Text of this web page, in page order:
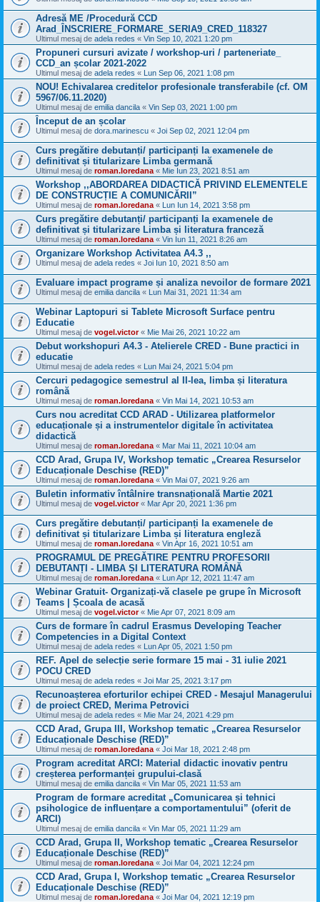
Adresă ME /Procedură CCD
Arad_ÎNSCRIERE_FORMARE_SERIA9_CRED_118327
Ultimul mesaj de adela redes « Vin Sep 10, 2021 1:20 pm
Propuneri cursuri avizate / workshop-uri / parteneriate_
CCD_an școlar 2021-2022
Ultimul mesaj de adela redes « Lun Sep 06, 2021 1:08 pm
NOU! Echivalarea creditelor profesionale transferabile (cf. OM
5967/06.11.2020)
Ultimul mesaj de emilia dancila « Vin Sep 03, 2021 1:00 pm
Început de an școlar
Ultimul mesaj de dora.marinescu « Joi Sep 02, 2021 12:04 pm
Curs pregătire debutanți/ participanți la examenele de
definitivat și titularizare Limba germană
Ultimul mesaj de roman.loredana « Mie Iun 23, 2021 8:51 am
Workshop ,,ABORDAREA DIDACTICĂ PRIVIND ELEMENTELE
DE CONSTRUCȚIE A COMUNICĂRII”
Ultimul mesaj de roman.loredana « Lun Iun 14, 2021 3:58 pm
Curs pregătire debutanți/ participanți la examenele de
definitivat și titularizare Limba și literatura franceză
Ultimul mesaj de roman.loredana « Vin Iun 11, 2021 8:26 am
Organizare Workshop Activitatea A4.3 ,,
Ultimul mesaj de adela redes « Joi Iun 10, 2021 8:50 am
Evaluare impact programe și analiza nevoilor de formare 2021
Ultimul mesaj de emilia dancila « Lun Mai 31, 2021 11:34 am
Webinar Laptopuri si Tablete Microsoft Surface pentru
Educatie
Ultimul mesaj de vogel.victor« Mie Mai 26, 2021 10:22 am
Debut workshopuri A4.3 - Atelierele CRED - Bune practici in
educatie
Ultimul mesaj de adela redes « Lun Mai 24, 2021 5:04 pm
Cercuri pedagogice semestrul al II-lea, limba și literatura
română
Ultimul mesaj de roman.loredana « Vin Mai 14, 2021 10:53 am
Curs nou acreditat CCD ARAD - Utilizarea platformelor
educaționale și a instrumentelor digitale în activitatea
didactică
Ultimul mesaj de roman.loredana « Mar Mai 11, 2021 10:04 am
CCD Arad, Grupa IV, Workshop tematic „Crearea Resurselor
Educaționale Deschise (RED)”
Ultimul mesaj de roman.loredana « Vin Mai 07, 2021 9:26 am
Buletin informativ întâlnire transnațională Martie 2021
Ultimul mesaj de vogel.victor« Mar Apr 20, 2021 1:36 pm
Curs pregătire debutanți/ participanți la examenele de
definitivat și titularizare Limba și literatura engleză
Ultimul mesaj de roman.loredana « Vin Apr 16, 2021 10:51 am
PROGRAMUL DE PREGĂTIRE PENTRU PROFESORII
DEBUTANȚI - LIMBA ȘI LITERATURA ROMÂNĂ
Ultimul mesaj de roman.loredana « Lun Apr 12, 2021 11:47 am
Webinar Gratuit- Organizați-vă clasele pe grupe în Microsoft
Teams | Școala de acasă
Ultimul mesaj de vogel.victor« Mie Apr 07, 2021 8:09 am
Curs de formare în cadrul Erasmus Developing Teacher
Competencies in a Digital Context
Ultimul mesaj de adela redes « Lun Apr 05, 2021 1:50 pm
REF. Apel de selecție serie formare 15 mai - 31 iulie 2021
POCU CRED
Ultimul mesaj de adela redes « Joi Mar 25, 2021 3:17 pm
Recunoașterea eforturilor echipei CRED - Mesajul Managerului
de proiect CRED, Merima Petrovici
Ultimul mesaj de adela redes « Mie Mar 24, 2021 4:29 pm
CCD Arad, Grupa III, Workshop tematic „Crearea Resurselor
Educaționale Deschise (RED)”
Ultimul mesaj de roman.loredana « Joi Mar 18, 2021 2:48 pm
Program acreditat ARCI: Material didactic inovativ pentru
creșterea performanței grupului-clasă
Ultimul mesaj de emilia dancila « Vin Mar 05, 2021 11:53 am
Program de formare acreditat „Comunicarea și tehnici
psihologice de influențare a comportamentului” (oferit de
ARCI)
Ultimul mesaj de emilia dancila « Vin Mar 05, 2021 11:29 am
CCD Arad, Grupa II, Workshop tematic „Crearea Resurselor
Educaționale Deschise (RED)”
Ultimul mesaj de roman.loredana « Joi Mar 04, 2021 12:24 pm
CCD Arad, Grupa I, Workshop tematic „Crearea Resurselor
Educaționale Deschise (RED)”
Ultimul mesaj de roman.loredana « Joi Mar 04, 2021 12:19 pm